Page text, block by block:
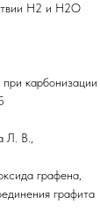
H2 и H2O
карбонизации
В.,
графена,
графита